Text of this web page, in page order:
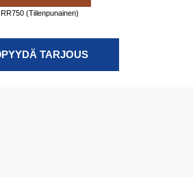
RR750 (Tiilenpunainen)
PYYDÄ TARJOUS